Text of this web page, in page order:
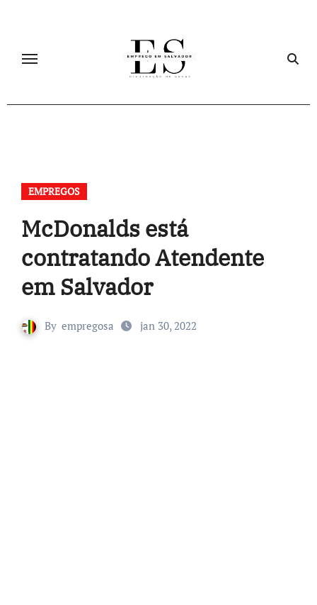
EMPREGOS
McDonalds está
contratando Atendente
em Salvador
By empregosa jan 30, 2022